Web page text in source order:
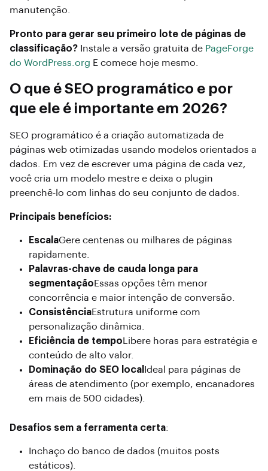
manutenção.
Pronto para gerar seu primeiro lote de páginas de
classificação? Instale a versão gratuita de PageForge
do WordPress.org E comece hoje mesmo.
O que é SEO programático e por
que ele é importante em 2026?
SEO programático é a criação automatizada de
páginas web otimizadas usando modelos orientados a
dados. Em vez de escrever uma página de cada vez,
você cria um modelo mestre e deixa o plugin
preenchê-lo com linhas do seu conjunto de dados.
Principais benefícios:
EscalaGere centenas ou milhares de páginas
rapidamente.
Palavras-chave de cauda longa para
segmentaçãoEssas opções têm menor
concorrência e maior intenção de conversão.
ConsistênciaEstrutura uniforme com
personalização dinâmica.
Eficiência de tempo Libere horas para estratégia e
conteúdo de alto valor.
Dominação do SEO local Ideal para páginas de
áreas de atendimento (por exemplo, encanadores
em mais de 500 cidades).
Desafios sem a ferramenta certa:
Inchaço do banco de dados (muitos posts
estáticos).